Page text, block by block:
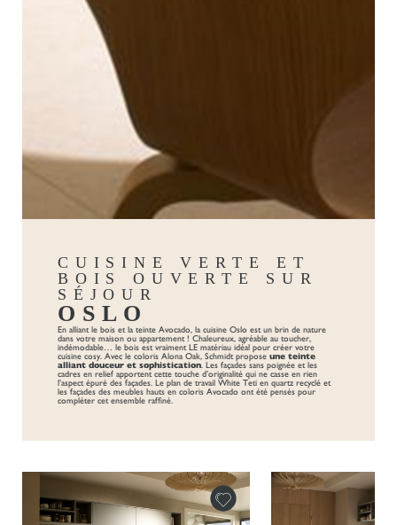
CUISINE VERTE ET
BOIS OUVERTE SUR
SÉJOUR
OSLO
En alliant le bois et la teinte Avocado, la cuisine Oslo est un brin de nature
dans votre maison ou appartement ! Chaleureux, agréable au toucher,
indémodable… le bois est vraiment LE matériau idéal pour créer votre
cuisine cosy. Avec le coloris Alona Oak, Schmidt propose une teinte
alliant douceur et sophistication Les façades sans poignée et les
cadres en relief apportent cette touche d’originalité qui ne casse en rien
l’aspect épuré des façades. Le plan de travail White Teti en quartz recyclé et
les façades des meubles hauts en coloris Avocado ont été pensés pour
compléter cet ensemble raffiné.